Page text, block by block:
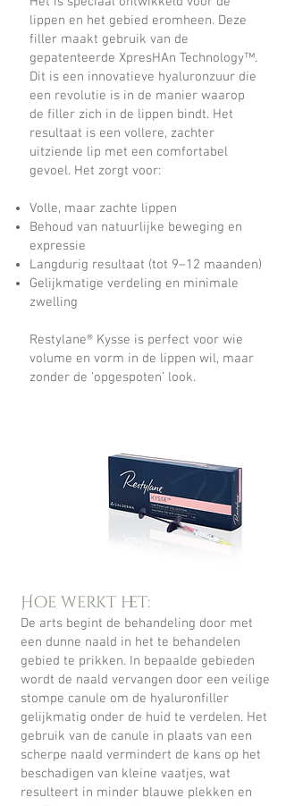
lippen en het gebied eromheen. Deze
filler maakt gebruik van de
gepatenteerde XpresHAn Technology™.
Dit is een innovatieve hyaluronzuur die
een revolutie is in de manier waarop
de filler zich in de lippen bindt. Het
resultaat is een vollere, zachter
uitziende lip met een comfortabel
gevoel. Het zorgt voor:
Volle, maar zachte lippen
Behoud van natuurlijke beweging en
expressie
Langdurig resultaat (tot 9–12 maanden)
Gelijkmatige verdeling en minimale
zwelling
Restylane® Kysse is perfect voor wie
volume en vorm in de lippen wil, maar
zonder de ‘opgespoten’ look.
Hoe werkt het:
De arts begint de behandeling door met
een dunne naald in het te behandelen
gebied te prikken. In bepaalde gebieden
wordt de naald vervangen door een veilige
stompe canule om de hyaluronfiller
gelijkmatig onder de huid te verdelen. Het
gebruik van de canule in plaats van een
scherpe naald vermindert de kans op het
beschadigen van kleine vaatjes, wat
resulteert in minder blauwe plekken en